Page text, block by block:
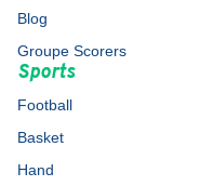
Blog
Groupe Scorers
Sports
Football
Basket
Hand